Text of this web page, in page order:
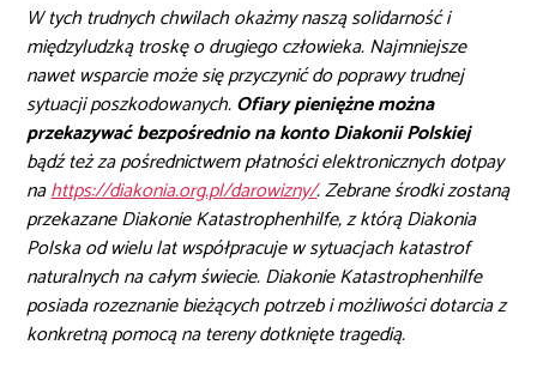
W tych trudnych chwilach okażmy naszą solidarność i
międzyludzką troskę o drugiego człowieka. Najmniejsze
nawet wsparcie może się przyczynić do poprawy trudnej
sytuacji poszkodowanych.Ofiary pieniężne można
przekazywać bezpośrednio na konto Diakonii Polskiej
bądź też za pośrednictwem płatności elektronicznych dotpay
nahttps://diakonia.org.pl/darowizny/. Zebrane środki zostaną
przekazane Diakonie Katastrophenhilfe, z którą Diakonia
Polska od wielu lat współpracuje w sytuacjach katastrof
naturalnych na całym świecie. Diakonie Katastrophenhilfe
posiada rozeznanie bieżących potrzeb i możliwości dotarcia z
konkretną pomocą na tereny dotknięte tragedią.